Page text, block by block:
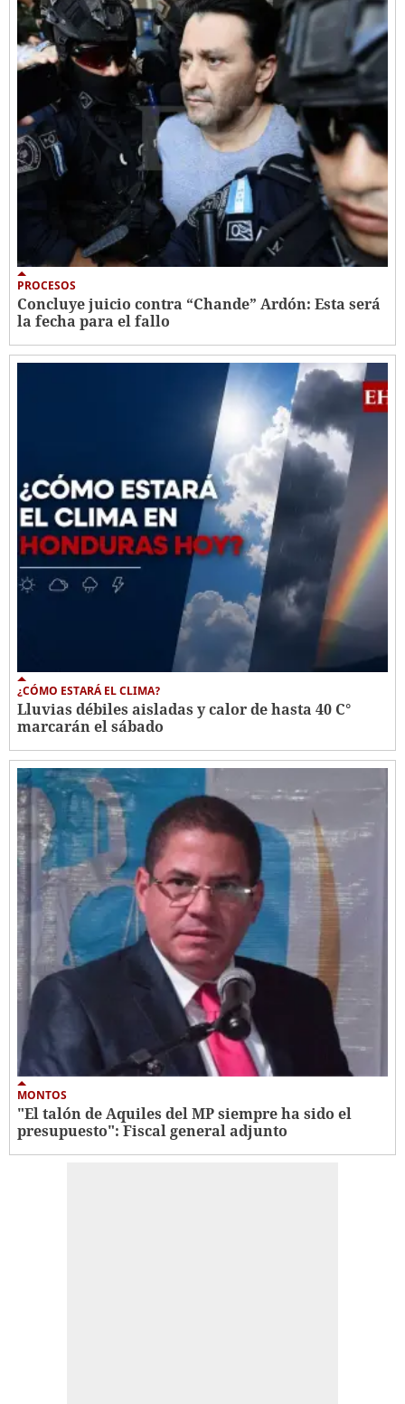
PROCESOS
Concluye juicio contra “Chande” Ardón: Esta será
la fecha para el fallo
¿CÓMO ESTARÁ EL CLIMA?
Lluvias débiles aisladas y calor de hasta 40 C°
marcarán el sábado
MONTOS
"El talón de Aquiles del MP siempre ha sido el
presupuesto": Fiscal general adjunto